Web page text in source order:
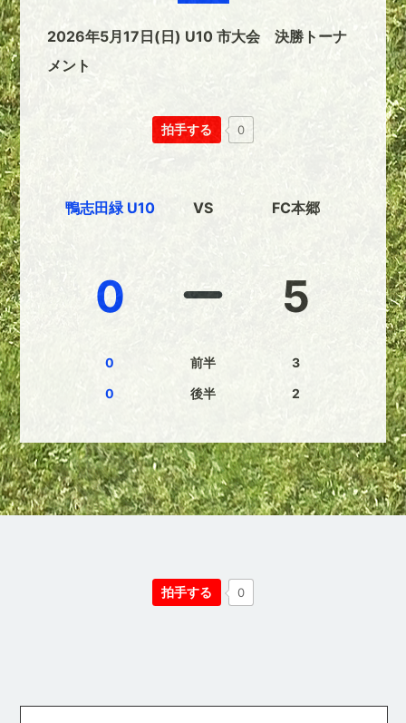
2026年5月17日(日) U10 市大会 決勝トーナ
メント
拍手する 0
鴨志田緑 U10
0
0
0
VS
前半
後半
FC本郷
5
3
2
拍手する 0